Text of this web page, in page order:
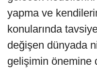
yapma ve
konularında
değişen dünyada
gelişimin önemine